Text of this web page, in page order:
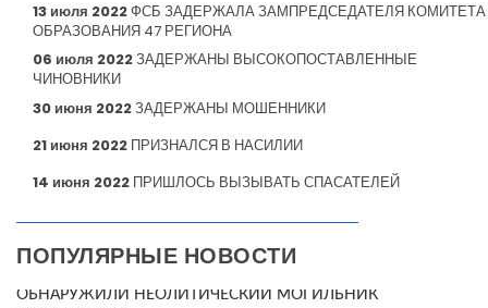
13 июля 2022ФСБ ЗАДЕРЖАЛА ЗАМПРЕДСЕДАТЕЛЯ КОМИТЕТА
ОБРАЗОВАНИЯ 47 РЕГИОНА
06 июля 2022ЗАДЕРЖАНЫ ВЫСОКОПОСТАВЛЕННЫЕ
ЧИНОВНИКИ
30 июня 2022ЗАДЕРЖАНЫ МОШЕННИКИ
21 июня 2022 ПРИЗНАЛСЯ В НАСИЛИИ
14 июня 2022 ПРИШЛОСЬ ВЫЗЫВАТЬ СПАСАТЕЛЕЙ
ПОПУЛЯРНЫЕ НОВОСТИ
ОБНАРУЖИЛИ НЕОЛИТИЧЕСКИЙ МОГИЛЬНИК